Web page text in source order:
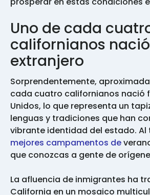
Uno de cada
californianos
extranjero
Sorprendentemente,
cada cuatro californianos nació
Unidos, lo que representa un
lenguas y tradiciones que han
vibrante identidad del estado. Al
mejores campamentos de
que conozcas a gente de
La afluencia de inmigrantes ha
California en un mosaico